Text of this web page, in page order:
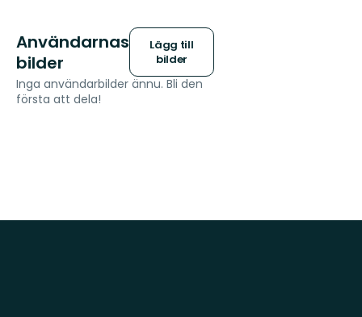
Användarnas
bilder
Lägg till
bilder
Inga användarbilder ännu. Bli den
första att dela!